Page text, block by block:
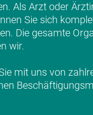
Als Arzt oder
Sie sich
Die gesamte
wir.
mit uns von